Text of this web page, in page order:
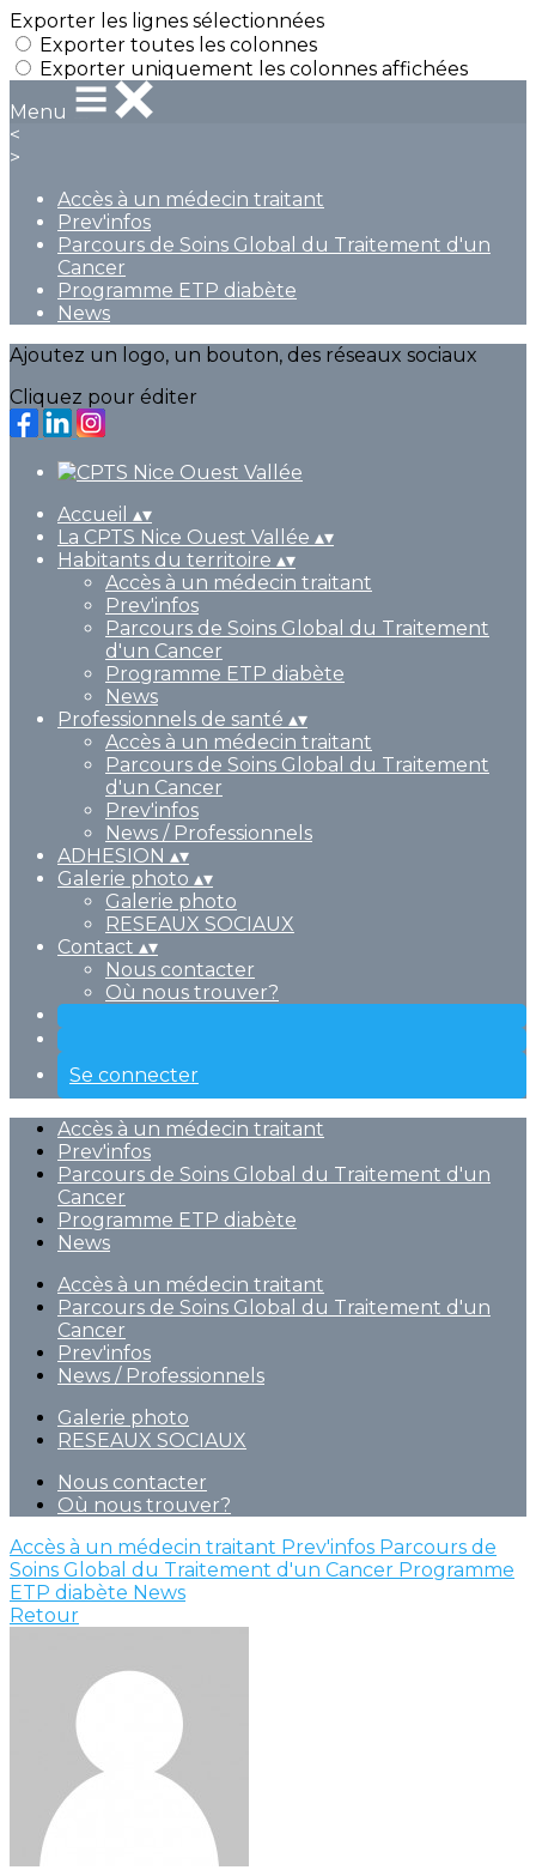
Exporter les lignes sélectionnées
Exporter toutes les colonnes
Exporter uniquement les colonnes affichées
Menu
<
>
Accès à un médecin traitant
Prev'infos
Parcours de Soins Global du Traitement d'un
Cancer
Programme ETP diabète
News
Ajoutez un logo, un bouton, des réseaux sociaux
Cliquez pour éditer
Accueil ▴▾
La CPTS Nice Ouest Vallée ▴▾
Habitants du territoire ▴▾
Accès à un médecin traitant
Prev'infos
Parcours de Soins Global du Traitement
d'un Cancer
Programme ETP diabète
News
Professionnels de santé ▴▾
Accès à un médecin traitant
Parcours de Soins Global du Traitement
d'un Cancer
Prev'infos
News / Professionnels
ADHESION ▴▾
Galerie photo ▴▾
Galerie photo
RESEAUX SOCIAUX
Contact ▴▾
Nous contacter
Où nous trouver?
Se connecter
Accès à un médecin traitant
Prev'infos
Parcours de Soins Global du Traitement d'un
Cancer
Programme ETP diabète
News
Accès à un médecin traitant
Parcours de Soins Global du Traitement d'un
Cancer
Prev'infos
News / Professionnels
Galerie photo
RESEAUX SOCIAUX
Nous contacter
Où nous trouver?
Accès à un médecin traitant Prev'infos Parcours de
Soins Global du Traitement d'un Cancer Programme
ETP diabète News
Retour